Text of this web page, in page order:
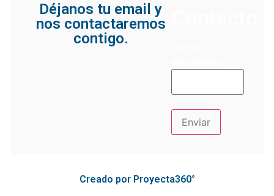
Déjanos tu email y
nos contactaremos
contigo.
Creado por Proyecta360°